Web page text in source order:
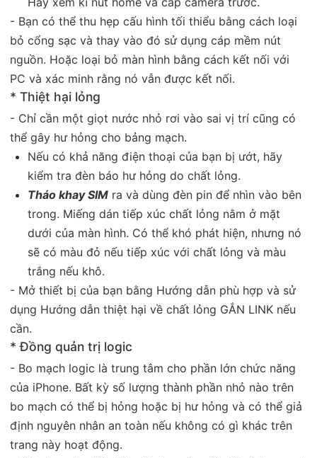
- Bạn có thể thu hẹp cấu hình tối thiểu bằng cách loại
bỏ cổng sạc và thay vào đó sử dụng cáp mềm nút
nguồn. Hoặc loại bỏ màn hình bằng cách kết nối với
PC và xác minh rằng nó vẫn được kết nối.
* Thiệt hại lỏng
- Chỉ cần một giọt nước nhỏ rơi vào sai vị trí cũng có
thể gây hư hỏng cho bảng mạch.
Nếu có khả năng điện thoại của bạn bị ướt, hãy
kiểm tra đèn báo hư hỏng do chất lỏng.
Tháo khay SIM ra và dùng đèn pin để nhìn vào bên
trong. Miếng dán tiếp xúc chất lỏng nằm ở mặt
dưới của màn hình. Có thể khó phát hiện, nhưng nó
sẽ có màu đỏ nếu tiếp xúc với chất lỏng và màu
trắng nếu khô.
- Mở thiết bị của bạn bằng Hướng dẫn phù hợp và sử
dụng Hướng dẫn thiệt hại về chất lỏng GẮN LINK nếu
cần.
* Đồng quản trị logic
- Bo mạch logic là trung tâm cho phần lớn chức năng
của iPhone. Bất kỳ số lượng thành phần nhỏ nào trên
bo mạch có thể bị hỏng hoặc bị hư hỏng và có thể giả
định nguyên nhân an toàn nếu không có gì khác trên
trang này hoạt động.